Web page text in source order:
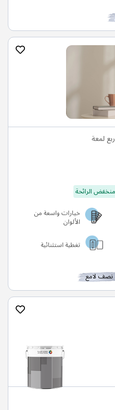
لمعة
منخفض الرائحة
خيارات واسعة من
الألوان
تغطية استثنائية
نصف لامع